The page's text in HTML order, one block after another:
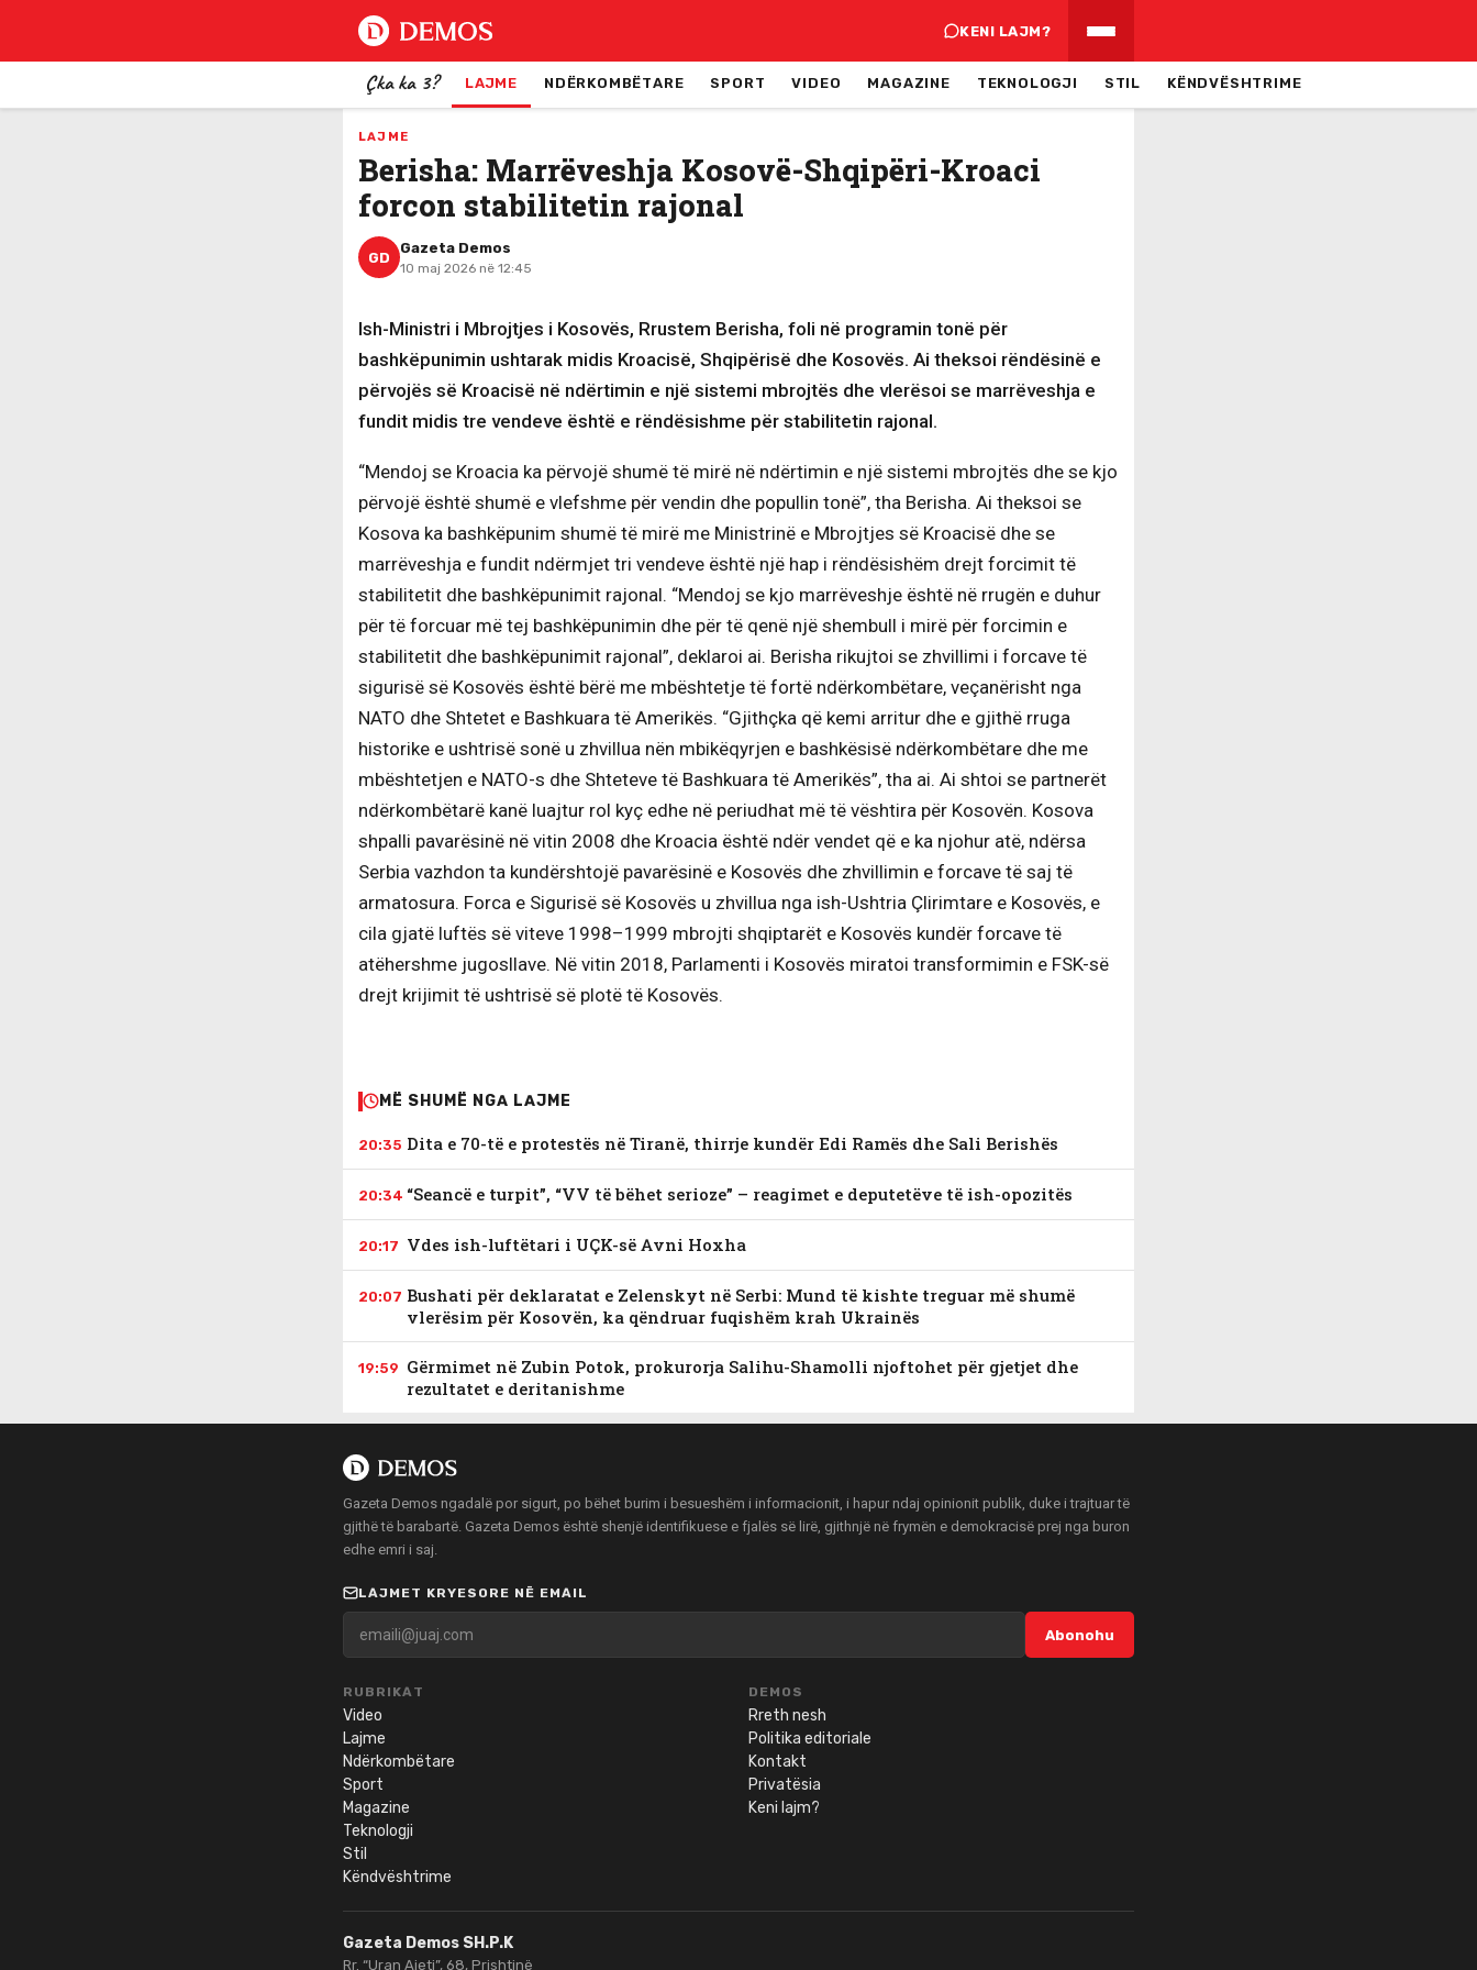
KENI LAJM?
Çka ka 3? LAJME NDËRKOMBËTARE SPORT VIDEO MAGAZINE TEKNOLOGJI STIL KËNDVËSHTRIME
LAJME
Berisha: Marrëveshja Kosovë-Shqipëri-Kroaci
forcon stabilitetin rajonal
GD
Gazeta Demos
10 maj 2026 në 12:45
Ish-Ministri i Mbrojtjes i Kosovës, Rrustem Berisha, foli në programin tonë për
bashkëpunimin ushtarak midis Kroacisë, Shqipërisë dhe Kosovës. Ai theksoi rëndësinë e
përvojës së Kroacisë në ndërtimin e një sistemi mbrojtës dhe vlerësoi se marrëveshja e
fundit midis tre vendeve është e rëndësishme për stabilitetin rajonal.
“Mendoj se Kroacia ka përvojë shumë të mirë në ndërtimin e një sistemi mbrojtës dhe se kjo
përvojë është shumë e vlefshme për vendin dhe popullin tonë”, tha Berisha. Ai theksoi se
Kosova ka bashkëpunim shumë të mirë me Ministrinë e Mbrojtjes së Kroacisë dhe se
marrëveshja e fundit ndërmjet tri vendeve është një hap i rëndësishëm drejt forcimit të
stabilitetit dhe bashkëpunimit rajonal. “Mendoj se kjo marrëveshje është në rrugën e duhur
për të forcuar më tej bashkëpunimin dhe për të qenë një shembull i mirë për forcimin e
stabilitetit dhe bashkëpunimit rajonal”, deklaroi ai. Berisha rikujtoi se zhvillimi i forcave të
sigurisë së Kosovës është bërë me mbështetje të fortë ndërkombëtare, veçanërisht nga
NATO dhe Shtetet e Bashkuara të Amerikës. “Gjithçka që kemi arritur dhe e gjithë rruga
historike e ushtrisë sonë u zhvillua nën mbikëqyrjen e bashkësisë ndërkombëtare dhe me
mbështetjen e NATO-s dhe Shteteve të Bashkuara të Amerikës”, tha ai. Ai shtoi se partnerët
ndërkombëtarë kanë luajtur rol kyç edhe në periudhat më të vështira për Kosovën. Kosova
shpalli pavarësinë në vitin 2008 dhe Kroacia është ndër vendet që e ka njohur atë, ndërsa
Serbia vazhdon ta kundërshtojë pavarësinë e Kosovës dhe zhvillimin e forcave të saj të
armatosura. Forca e Sigurisë së Kosovës u zhvillua nga ish-Ushtria Çlirimtare e Kosovës, e
cila gjatë luftës së viteve 1998–1999 mbrojti shqiptarët e Kosovës kundër forcave të
atëhershme jugosllave. Në vitin 2018, Parlamenti i Kosovës miratoi transformimin e FSK-së
drejt krijimit të ushtrisë së plotë të Kosovës.
MË SHUMË NGA LAJME
20:35 ​Dita e 70-të e protestës në Tiranë, thirrje kundër Edi Ramës dhe Sali Berishës
20:34 “Seancë e turpit”, “VV të bëhet serioze” – reagimet e deputetëve të ish-opozitës
20:17 Vdes ish-luftëtari i UÇK-së Avni Hoxha
20:07 Bushati për deklaratat e Zelenskyt në Serbi: Mund të kishte treguar më shumë
vlerësim për Kosovën, ka qëndruar fuqishëm krah Ukrainës
19:59 Gërmimet në Zubin Potok, prokurorja Salihu-Shamolli njoftohet për gjetjet dhe
rezultatet e deritanishme
Gazeta Demos ngadalë por sigurt, po bëhet burim i besueshëm i informacionit, i hapur ndaj opinionit publik, duke i trajtuar të
gjithë të barabartë. Gazeta Demos është shenjë identifikuese e fjalës së lirë, gjithnjë në frymën e demokracisë prej nga buron
edhe emri i saj.
LAJMET KRYESORE NË EMAIL
Abonohu
RUBRIKAT
Video
Lajme
Ndërkombëtare
Sport
Magazine
Teknologji
Stil
Këndvështrime
DEMOS
Rreth nesh
Politika editoriale
Kontakt
Privatësia
Keni lajm?
Gazeta Demos SH.P.K
Rr. “Uran Ajeti”, 68, Prishtinë